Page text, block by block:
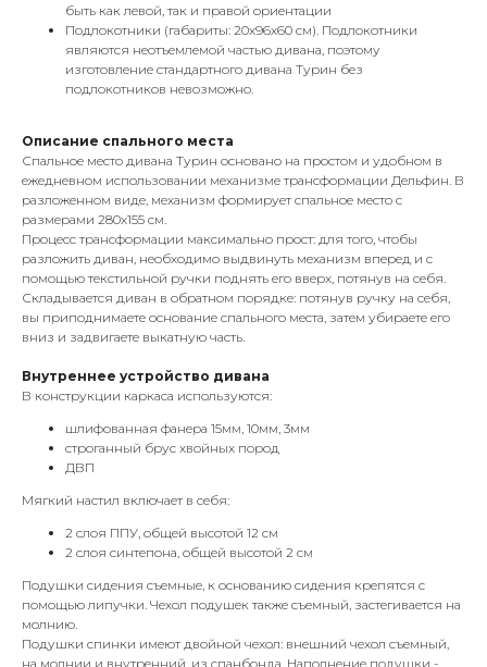
быть как левой, так и правой ориентации
Подлокотники (габариты: 20х96х60 см). Подлокотники
являются неотъемлемой частью дивана, поэтому
изготовление стандартного дивана Турин без
подлокотников невозможно.
Описание спального места
Спальное место дивана Турин основано на простом и удобном в
ежедневном использовании механизме трансформации Дельфин. В
разложенном виде, механизм формирует спальное место с
размерами 280х155 см.
Процесс трансформации максимально прост: для того, чтобы
разложить диван, необходимо выдвинуть механизм вперед и с
помощью текстильной ручки поднять его вверх, потянув на себя.
Складывается диван в обратном порядке: потянув ручку на себя,
вы приподнимаете основание спального места, затем убираете его
вниз и задвигаете выкатную часть.
Внутреннее устройство дивана
В конструкции каркаса используются:
шлифованная фанера 15мм, 10мм, 3мм
строганный брус хвойных пород
ДВП
Мягкий настил включает в себя:
2 слоя ППУ, общей высотой 12 см
2 слоя синтепона, общей высотой 2 см
Подушки сидения съемные, к основанию сидения крепятся с
помощью липучки. Чехол подушек также съемный, застегивается на
молнию.
Подушки спинки имеют двойной чехол: внешний чехол съемный,
на молнии и внутренний, из спанбонда. Наполнение подушки -